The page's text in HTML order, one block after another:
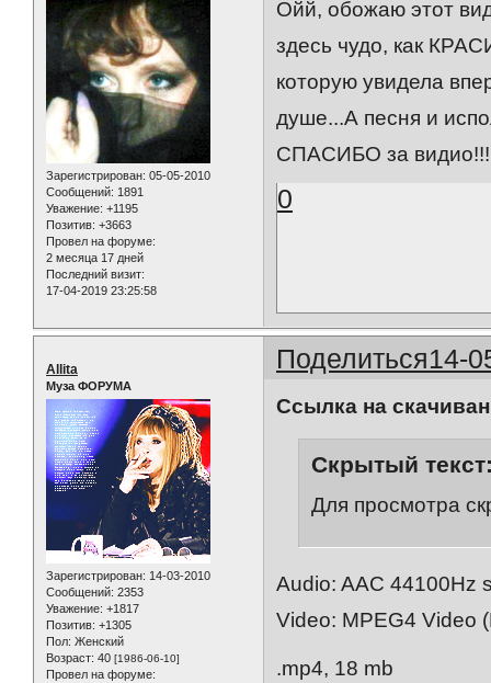
Зарегистрирован: 05-05-2010
Сообщений: 1891
Уважение: +1195
Позитив: +3663
Провел на форуме:
2 месяца 17 дней
Последний визит:
17-04-2019 23:25:58
Ойй, обожаю этот
здесь чудо, как
которую увидела
душе...А песня и
СПАСИБО за видио!!!
0
Поделиться14-
Allita
Муза ФОРУМА
Зарегистрирован: 14-03-2010
Сообщений: 2353
Уважение: +1817
Позитив: +1305
Пол: Женский
Возраст: 40 [1986-06-10]
Провел на форуме:
Ссылка на
Скрытый
Для просмотра
Audio: AAC 44100Hz
Video: MPEG4 Video
.mp4, 18 mb